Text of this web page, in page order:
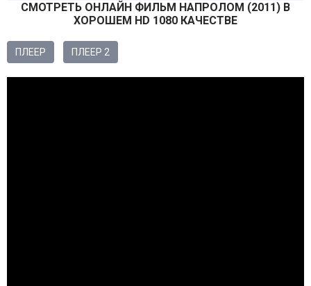
СМОТРEТЬ ОНЛАЙН ФИЛЬМ НАПРОЛОМ (2011) В
ХОРОШЕМ HD 1080 КАЧЕСТВЕ
ПЛЕЕР ПЛЕЕР 2